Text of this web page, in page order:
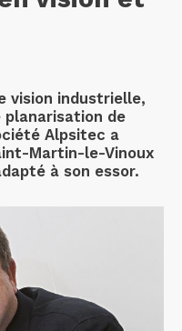
vision industrielle,
planarisation de
Alpsitec a
Martin-le-Vinoux
à son essor.